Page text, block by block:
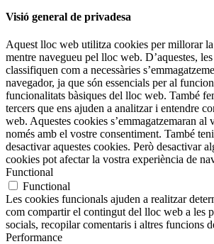
Visió general de privadesa
Aquest lloc web utilitza cookies per millorar
mentre navegueu pel lloc web. D’aquestes,
classifiquen com a necessàries
navegador, ja que són essencials per al
funcionalitats bàsiques del lloc web. També
tercers que ens ajuden a analitzar i entendre
web. Aquestes cookies s’emmagatzemaran al
només amb el vostre consentiment. També
desactivar aquestes cookies. Però desactivar
cookies pot afectar la vostra experiència de
Functional
Functional
Les cookies funcionals ajuden a realitzar
com compartir el contingut del lloc web a les
socials, recopilar comentaris i altres funcions
Performance